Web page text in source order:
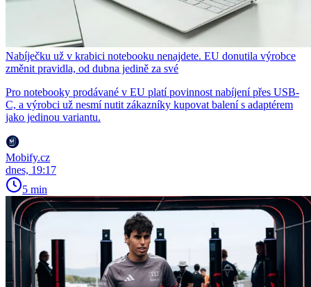
Nabíječku už v krabici notebooku nenajdete. EU donutila výrobce
změnit pravidla, od dubna jedině za své
Pro notebooky prodávané v EU platí povinnost nabíjení přes USB-
C, a výrobci už nesmí nutit zákazníky kupovat balení s adaptérem
jako jedinou variantu.
Mobify.cz
dnes, 19:17
5 min